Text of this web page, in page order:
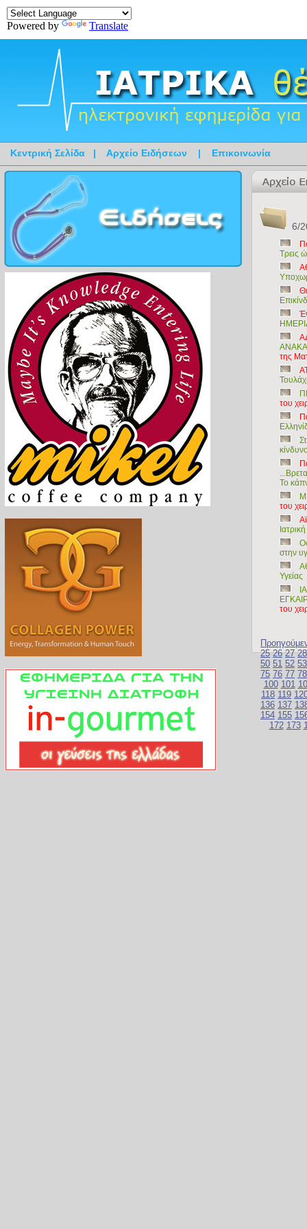
Powered by Translate
Κεντρική Σελίδα | Αρχείο Ειδήσεων | Επικοινωνία
6/
Τρεις
της
του
Το
του
στην
Υγείας
του
25 26 27 28
50 51 52 53
75 76 77 78
100 101
118 119
136 137
154 155
172 173